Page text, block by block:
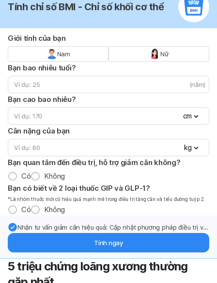
Tính chỉ số BMI - Chỉ số khối cơ thể
Giới tính của bạn
Nam Nữ
Bạn bao nhiêu tuổi?
(năm)
Bạn cao bao nhiêu?
cm
Cân nặng của bạn
kg
Bạn quan tâm đến điều trị, hỗ trợ giảm cân không?
Có
Không
Bạn có biết về 2 loại thuốc GIP và GLP-1?
*Là nhóm thuốc mới có hiệu quả mạnh mẽ trong điều trị tăng cần và tiểu đường tuýp 2.
Có Không
Nhận tư vấn giảm cân hiệu quả: Cập nhật phương pháp điều trị và
Tính ngay
5 triệu chứng loãng xương thường